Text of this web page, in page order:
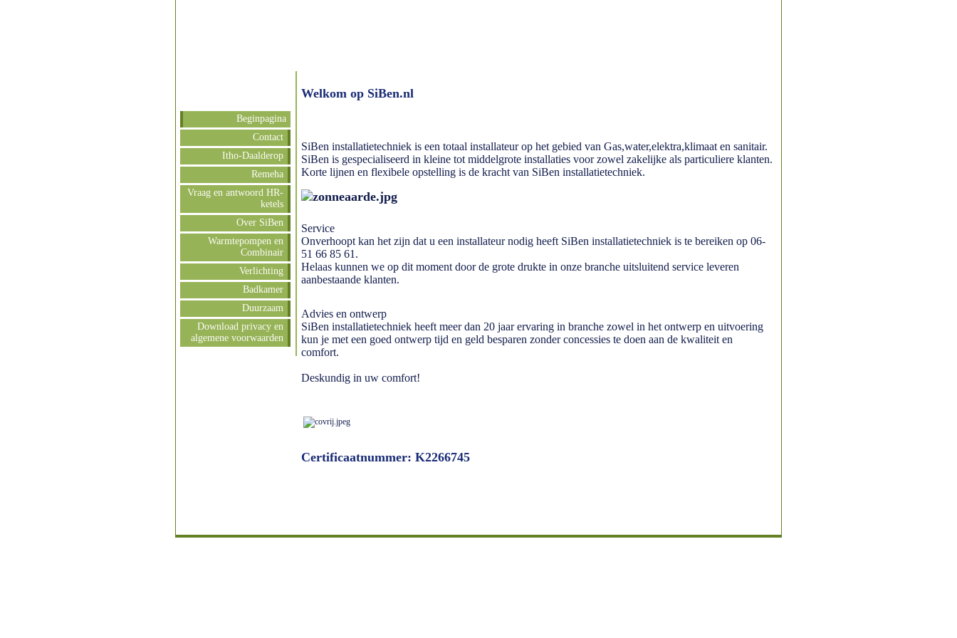
Beginpagina
Contact
Itho-Daalderop
Remeha
Vraag en antwoord HR-
ketels
Over SiBen
Warmtepompen en
Combinair
Verlichting
Badkamer
Duurzaam
Download privacy en
algemene voorwaarden
Welkom op SiBen.nl
SiBen installatietechniek is een totaal installateur op het gebied van Gas,water,elektra,klimaat en sanitair.
SiBen is gespecialiseerd in kleine tot middelgrote installaties voor zowel zakelijke als particuliere klanten.
Korte lijnen en flexibele opstelling is de kracht van SiBen installatietechniek.
Service
Onverhoopt kan het zijn dat u een installateur nodig heeft SiBen installatietechniek is te bereiken op 06-
51 66 85 61.
Helaas kunnen we op dit moment door de grote drukte in onze branche uitsluitend service leveren
aanbestaande klanten.
Advies en ontwerp
SiBen installatietechniek heeft meer dan 20 jaar ervaring in branche zowel in het ontwerp en uitvoering
kun je met een goed ontwerp tijd en geld besparen zonder concessies te doen aan de kwaliteit en
comfort.
Deskundig in uw comfort!
Certificaatnummer: K2266745